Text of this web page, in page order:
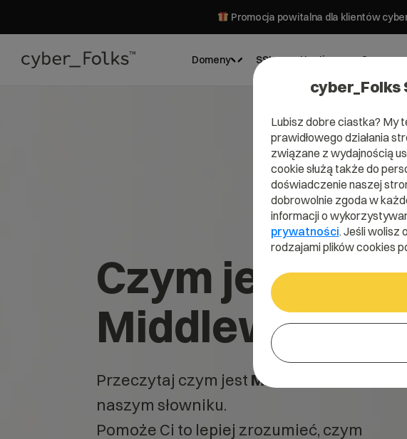
Promocja powitalna dla klientów
Domeny SSL Hosting Serwery
Czym jest
Middleware?
Przeczytaj czym jest Middleware
naszym słowniku.
Pomoże Ci to lepiej zrozumieć, czym
cyber_Folks
Lubisz dobre ciastka? My
prawidłowego działania
związane z wydajnością
cookie służą także do
doświadczenie naszej
dobrowolnie zgoda w
informacji o
prywatności. Jeśli wolisz
rodzajami plików cookies